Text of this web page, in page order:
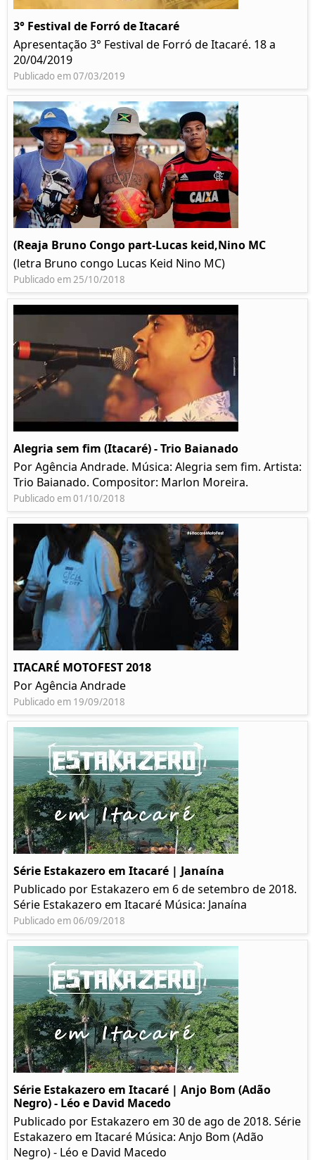
3° Festival de Forró de Itacaré
Apresentação 3° Festival de Forró de Itacaré. 18 a
20/04/2019
Publicado em 07/03/2019
(Reaja Bruno Congo part-Lucas keid,Nino MC
(letra Bruno congo Lucas Keid Nino MC)
Publicado em 25/10/2018
Alegria sem fim (Itacaré) - Trio Baianado
Por Agência Andrade. Música: Alegria sem fim. Artista:
Trio Baianado. Compositor: Marlon Moreira.
Publicado em 01/10/2018
ITACARÉ MOTOFEST 2018
Por Agência Andrade
Publicado em 19/09/2018
Série Estakazero em Itacaré | Janaína
Publicado por Estakazero em 6 de setembro de 2018.
Série Estakazero em Itacaré Música: Janaína
Publicado em 06/09/2018
Série Estakazero em Itacaré | Anjo Bom (Adão
Negro) - Léo e David Macedo
Publicado por Estakazero em 30 de ago de 2018. Série
Estakazero em Itacaré Música: Anjo Bom (Adão
Negro) - Léo e David Macedo